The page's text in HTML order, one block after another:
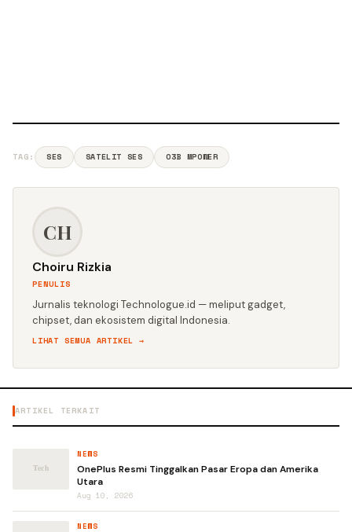
TAG: SES SATELIT SES O3B MPOWER
CH
Choiru Rizkia
PENULIS
Jurnalis teknologi Technologue.id — meliput gadget,
chipset, dan ekosistem digital Indonesia.
LIHAT SEMUA ARTIKEL →
ARTIKEL TERKAIT
NEWS
OnePlus Resmi Tinggalkan Pasar Eropa dan Amerika
Utara
Aug 10, 2026
NEWS